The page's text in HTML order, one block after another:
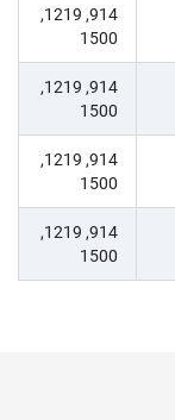
914, 1219,
1500
914, 1219,
1500
914, 1219,
1500
914, 1219,
1500